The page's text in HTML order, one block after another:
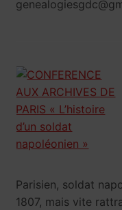
Parisien, soldat
1807, mais vite